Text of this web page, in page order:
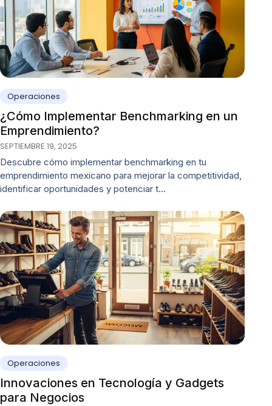
Operaciones
¿Cómo Implementar Benchmarking en un
Emprendimiento?
SEPTIEMBRE 19, 2025
Descubre cómo implementar benchmarking en tu
emprendimiento mexicano para mejorar la competitividad,
identificar oportunidades y potenciar t…
Operaciones
Innovaciones en Tecnología y Gadgets
para Negocios